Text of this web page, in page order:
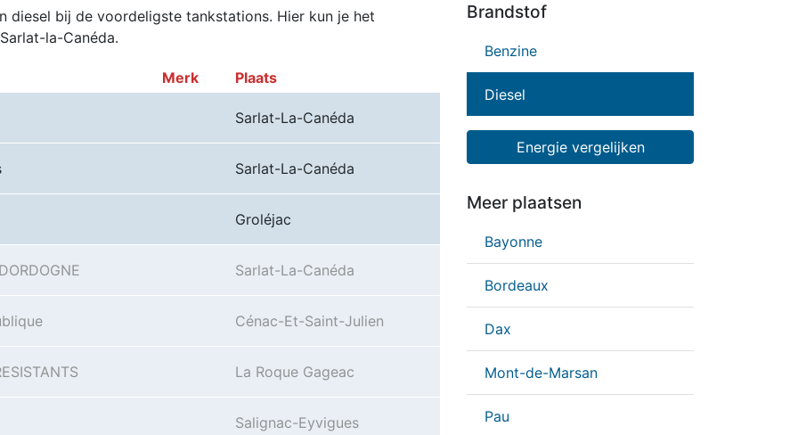
diesel bij de voordeligste tankstations. Hier kun je het
la-Canéda.
Merk Plaats
Sarlat-La-Canéda
Sarlat-La-Canéda
Groléjac
Sarlat-La-Canéda
Cénac-Et-Saint-Julien
La Roque Gageac
Salignac-Eyvigues
Brandstof
Benzine
Diesel
Energie vergelijken
Meer plaatsen
Bayonne
Bordeaux
Dax
Mont-de-Marsan
Pau